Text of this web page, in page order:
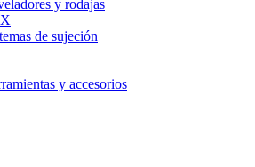
y rodajas
de sujeción
y accesorios